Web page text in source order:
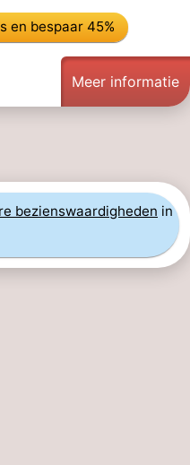
en bespaar 45%
Meer informatie
bezienswaardigheden in